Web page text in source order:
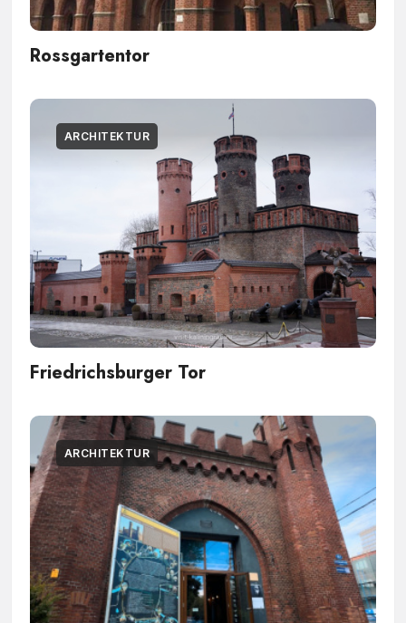
Rossgartentor
ARCHITEKTUR
Friedrichsburger Tor
ARCHITEKTUR